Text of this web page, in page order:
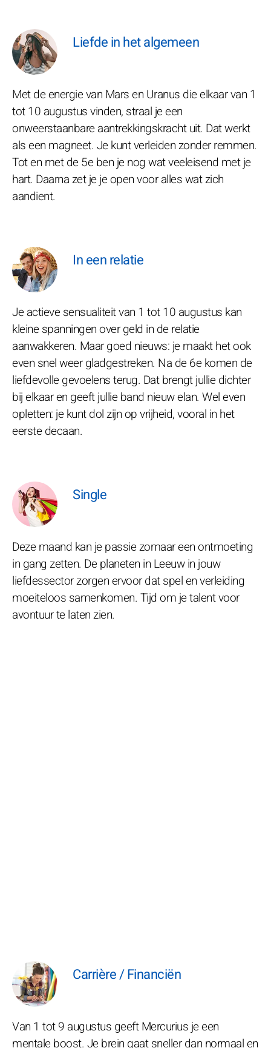
Liefde in het algemeen
Met de energie van Mars en Uranus die elkaar van 1
tot 10 augustus vinden, straal je een
onweerstaanbare aantrekkingskracht uit. Dat werkt
als een magneet. Je kunt verleiden zonder remmen.
Tot en met de 5e ben je nog wat veeleisend met je
hart. Daarna zet je je open voor alles wat zich
aandient.
In een relatie
Je actieve sensualiteit van 1 tot 10 augustus kan
kleine spanningen over geld in de relatie
aanwakkeren. Maar goed nieuws: je maakt het ook
even snel weer gladgestreken. Na de 6e komen de
liefdevolle gevoelens terug. Dat brengt jullie dichter
bij elkaar en geeft jullie band nieuw elan. Wel even
opletten: je kunt dol zijn op vrijheid, vooral in het
eerste decaan.
Single
Deze maand kan je passie zomaar een ontmoeting
in gang zetten. De planeten in Leeuw in jouw
liefdessector zorgen ervoor dat spel en verleiding
moeiteloos samenkomen. Tijd om je talent voor
avontuur te laten zien.
Carrière / Financiën
Van 1 tot 9 augustus geeft Mercurius je een
mentale boost. Je brein gaat sneller dan normaal en